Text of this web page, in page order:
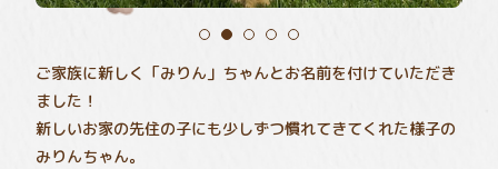
ご家族に新しく「みりん」ちゃんとお名前を付けていただき
ました！
新しいお家の先住の子にも少しずつ慣れてきてくれた様子の
みりんちゃん。